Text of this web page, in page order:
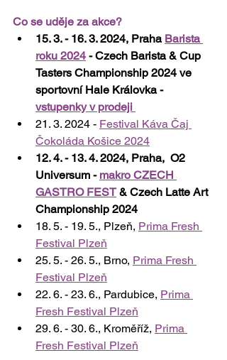
Co se uděje za akce?
15. 3. - 16. 3. 2024, Praha Barista
roku 2024 - Czech Barista & Cup
Tasters Championship 2024 ve
sportovní Hale Královka -
vstupenky v prodeji
21. 3. 2024 - Festival Káva Čaj
Čokoláda Košice 2024
12. 4. - 13. 4. 2024, Praha,  O2
Universum - makro CZECH
GASTRO FEST & Czech Latte Art
Championship 2024
18. 5. - 19. 5., Plzeň, Prima Fresh
Festival Plzeň
25. 5. - 26. 5., Brno, Prima Fresh
Festival Plzeň
22. 6. - 23. 6., Pardubice, Prima
Fresh Festival Plzeň
29. 6. - 30. 6., Kroměříž, Prima
Fresh Festival Plzeň